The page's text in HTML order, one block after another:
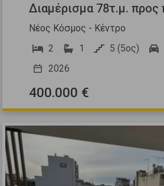
Διαμέρισμα 78τ.μ.
Νέος Κόσμος - Κέντρο
2
1 5 (5ος)
2026
400.000 €